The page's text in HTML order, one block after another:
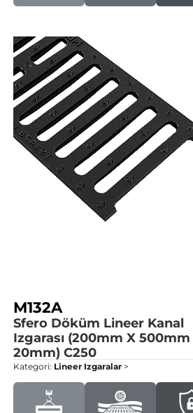
M132A
Sfero Döküm Lineer Kanal
Izgarası (200mm X 500mm
20mm) C250
Kategori: Lineer Izgaralar >